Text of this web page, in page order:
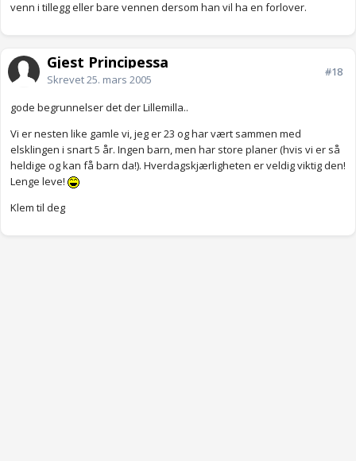
venn i tillegg eller bare vennen dersom han vil ha en forlover.
Gjest Principessa
Skrevet25. mars 2005
#18
gode begrunnelser det der Lillemilla..
Vi er nesten like gamle vi, jeg er 23 og har vært sammen med
elsklingen i snart 5 år. Ingen barn, men har store planer (hvis vi er så
heldige og kan få barn da!). Hverdagskjærligheten er veldig viktig den!
Lenge leve!
Klem til deg